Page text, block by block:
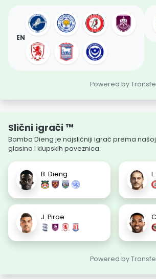
EN
Powered by
Slični igrači ™
Bamba Dieng je najsličniji igrač prema
glasina i klupskih poveznica.
B. Dieng
J. Piroe
Powered by